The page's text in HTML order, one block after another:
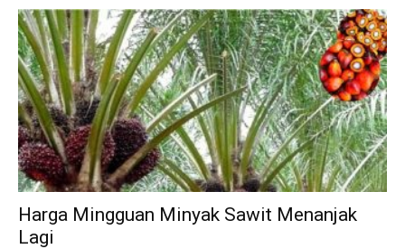
Harga Mingguan Minyak Sawit Menanjak
Lagi